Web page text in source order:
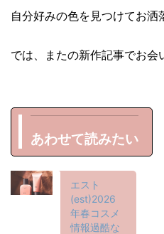
自分好みの色を見つけてお
では、またの新作記事でお
あわせて読みたい
エスト
(est)2026
年春コスメ
情報過酷な